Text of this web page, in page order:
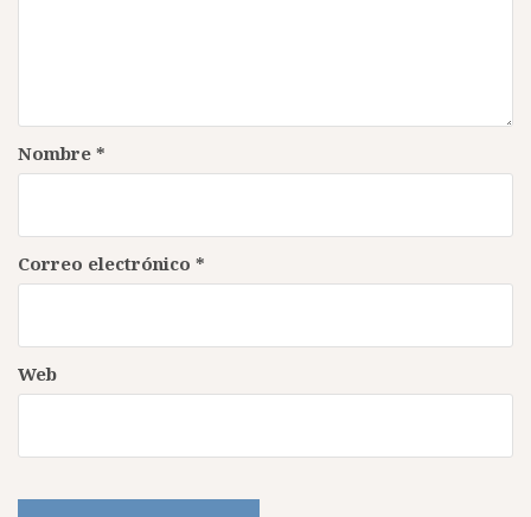
Nombre *
Correo electrónico *
Web